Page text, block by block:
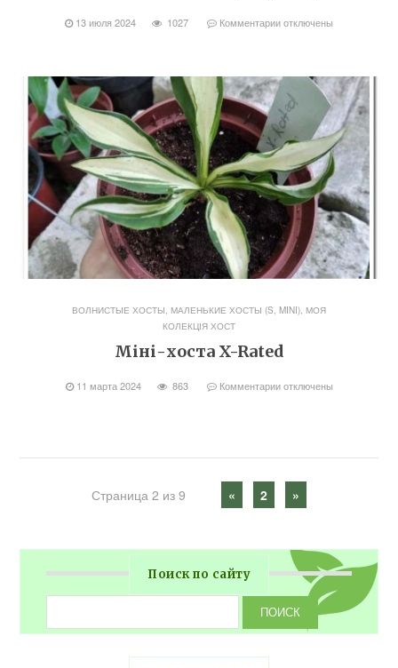
13 июля 2024 1027 Комментарииотключены
ВОЛНИСТЫЕ ХОСТЫ, МАЛЕНЬКИЕ ХОСТЫ (S, MINI), МОЯ
КОЛЕКЦІЯ ХОСТ
Міні-хоста X-Rated
11 марта 2024 863 Комментарииотключены
Страница 2 из 9 « 2 »
Поиск по сайту